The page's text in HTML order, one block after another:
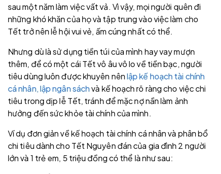
sau một năm làm việc vất vả. Vì vậy, mọi người quên đi
những khó khăn của họ và tập trung vào việc làm cho
Tết trở nên lễ hội vui vẻ, ấm cúng nhất có thể.
Nhưng dù là sử dụng tiền túi của mình hay vay mượn
thêm, để có một cái Tết vô âu vô lo về tiền bạc, người
tiêu dùng luôn được khuyên nênlập kế hoạch tài chính
cá nhân, lập ngân sáchvà kế hoạch rõ ràng cho việc chi
tiêu trong dịp lễ Tết, tránh để mặc nợ nần làm ảnh
hưởng đến sức khỏe tài chính của mình.
Ví dụ đơn giản về kế hoạch tài chính cá nhân và phân bổ
chi tiêu dành cho Tết Nguyên đán của gia đình 2 người
lớn và 1 trẻ em, 5 triệu đồng có thể là như sau: